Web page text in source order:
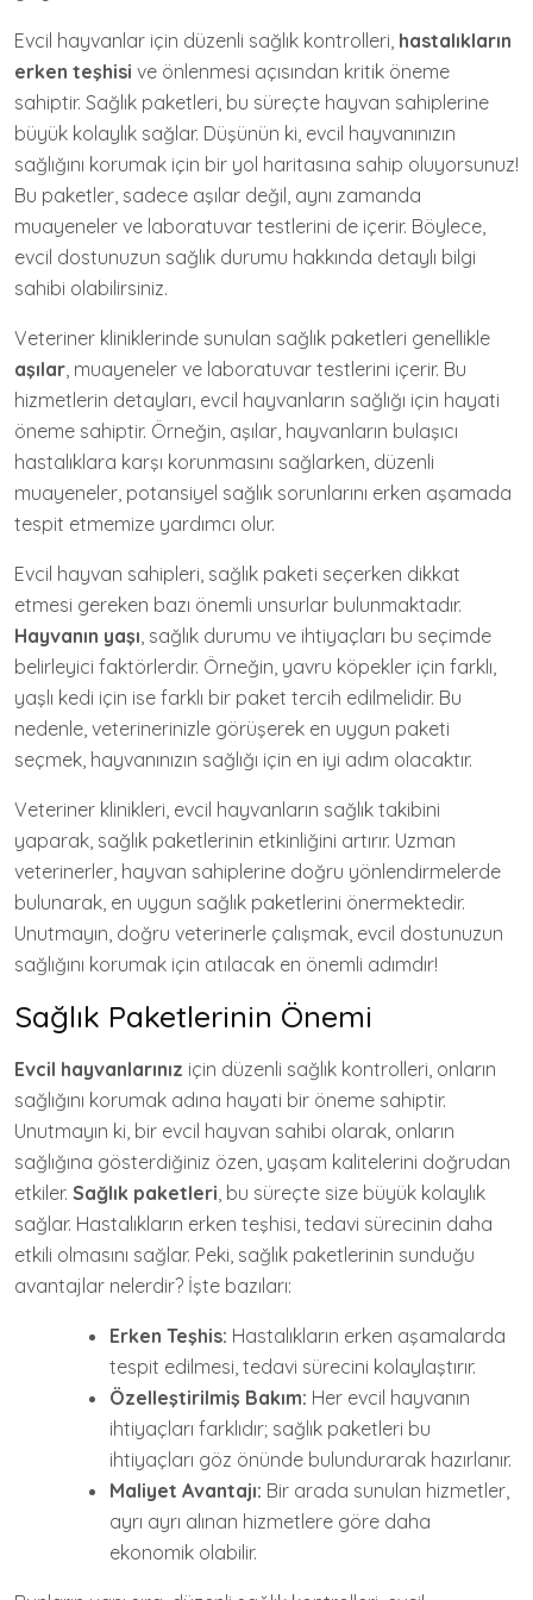
Evcil hayvanlar için düzenli sağlık kontrolleri, hastalıkların
erken teşhisi ve önlenmesi açısından kritik öneme
sahiptir. Sağlık paketleri, bu süreçte hayvan sahiplerine
büyük kolaylık sağlar. Düşünün ki, evcil hayvanınızın
sağlığını korumak için bir yol haritasına sahip oluyorsunuz!
Bu paketler, sadece aşılar değil, aynı zamanda
muayeneler ve laboratuvar testlerini de içerir. Böylece,
evcil dostunuzun sağlık durumu hakkında detaylı bilgi
sahibi olabilirsiniz.
Veteriner kliniklerinde sunulan sağlık paketleri genellikle
aşılar, muayeneler ve laboratuvar testlerini içerir. Bu
hizmetlerin detayları, evcil hayvanların sağlığı için hayati
öneme sahiptir. Örneğin, aşılar, hayvanların bulaşıcı
hastalıklara karşı korunmasını sağlarken, düzenli
muayeneler, potansiyel sağlık sorunlarını erken aşamada
tespit etmemize yardımcı olur.
Evcil hayvan sahipleri, sağlık paketi seçerken dikkat
etmesi gereken bazı önemli unsurlar bulunmaktadır.
Hayvanın yaşı, sağlık durumu ve ihtiyaçları bu seçimde
belirleyici faktörlerdir. Örneğin, yavru köpekler için farklı,
yaşlı kedi için ise farklı bir paket tercih edilmelidir. Bu
nedenle, veterinerinizle görüşerek en uygun paketi
seçmek, hayvanınızın sağlığı için en iyi adım olacaktır.
Veteriner klinikleri, evcil hayvanların sağlık takibini
yaparak, sağlık paketlerinin etkinliğini artırır. Uzman
veterinerler, hayvan sahiplerine doğru yönlendirmelerde
bulunarak, en uygun sağlık paketlerini önermektedir.
Unutmayın, doğru veterinerle çalışmak, evcil dostunuzun
sağlığını korumak için atılacak en önemli adımdır!
Sağlık Paketlerinin Önemi
Evcil hayvanlarınız için düzenli sağlık kontrolleri, onların
sağlığını korumak adına hayati bir öneme sahiptir.
Unutmayın ki, bir evcil hayvan sahibi olarak, onların
sağlığına gösterdiğiniz özen, yaşam kalitelerini doğrudan
etkiler. Sağlık paketleri, bu süreçte size büyük kolaylık
sağlar. Hastalıkların erken teşhisi, tedavi sürecinin daha
etkili olmasını sağlar. Peki, sağlık paketlerinin sunduğu
avantajlar nelerdir? İşte bazıları:
Erken Teşhis: Hastalıkların erken aşamalarda
tespit edilmesi, tedavi sürecini kolaylaştırır.
Özelleştirilmiş Bakım: Her evcil hayvanın
ihtiyaçları farklıdır; sağlık paketleri bu
ihtiyaçları göz önünde bulundurarak hazırlanır.
Maliyet Avantajı: Bir arada sunulan hizmetler,
ayrı ayrı alınan hizmetlere göre daha
ekonomik olabilir.